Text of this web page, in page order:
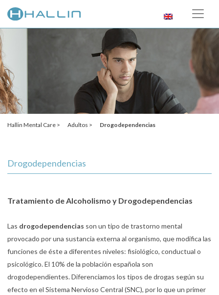
Hallin Mental Care > Adultos > Drogodependencias
Drogodependencias
Tratamiento de Alcoholismo y Drogodependencias
Las drogodependencias son un tipo de trastorno mental
provocado por una sustancia externa al organismo, que modifica las
funciones de éste a diferentes niveles: fisiológico, conductual o
psicológico. El 10% de la población española son
drogodependientes. Diferenciamos los tipos de drogas según su
efecto en el Sistema Nervioso Central (SNC), por lo que un primer